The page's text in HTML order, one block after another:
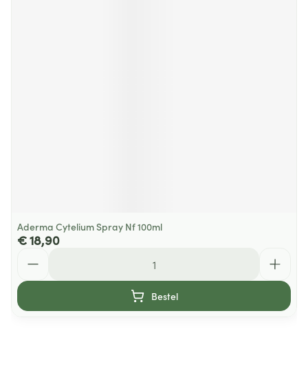
Aderma Cytelium Spray Nf 100ml
€ 18,90
Bestel